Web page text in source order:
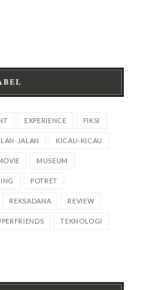
EXPERIENCE FIKSI
JALAN KICAU-KICAU
MUSEUM
POTRET
REKSADANA REVIEW
TEKNOLOGI